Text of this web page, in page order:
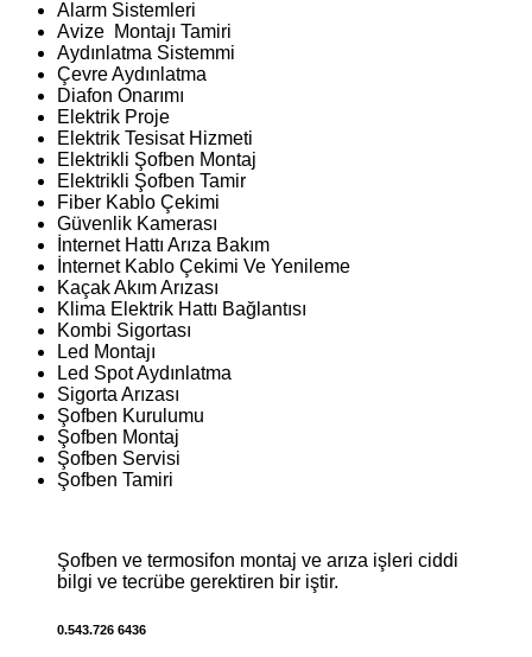
Alarm Sistemleri
Avize Montajı Tamiri
Aydınlatma Sistemmi
Çevre Aydınlatma
Diafon Onarımı
Elektrik Proje
Elektrik Tesisat Hizmeti
Elektrikli Şofben Montaj
Elektrikli Şofben Tamir
Fiber Kablo Çekimi
Güvenlik Kamerası
İnternet Hattı Arıza Bakım
İnternet Kablo Çekimi Ve Yenileme
Kaçak Akım Arızası
Klima Elektrik Hattı Bağlantısı
Kombi Sigortası
Led Montajı
Led Spot Aydınlatma
Sigorta Arızası
Şofben Kurulumu
Şofben Montaj
Şofben Servisi
Şofben Tamiri
Şofben ve termosifon montaj ve arıza işleri ciddi
bilgi ve tecrübe gerektiren bir iştir.
0.543.726 6436